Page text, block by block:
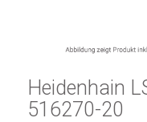
Heidenhain
516270-20